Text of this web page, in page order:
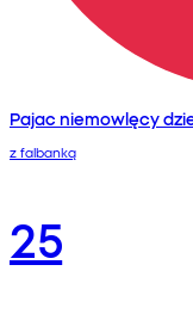
Pajac niemowlęcy
z falbanką
25